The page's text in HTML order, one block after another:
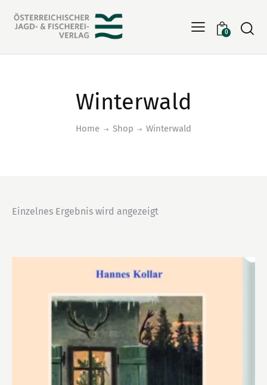
0
Winterwald
Home Shop Winterwald
Einzelnes Ergebnis wird angezeigt